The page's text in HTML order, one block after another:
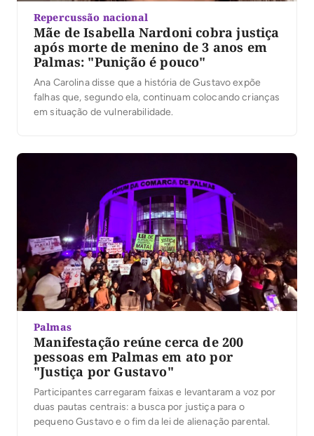
Repercussão nacional
Mãe de Isabella Nardoni cobra justiça
após morte de menino de 3 anos em
Palmas: "Punição é pouco"
Ana Carolina disse que a história de Gustavo expõe
falhas que, segundo ela, continuam colocando crianças
em situação de vulnerabilidade.
Palmas
Manifestação reúne cerca de 200
pessoas em Palmas em ato por
"Justiça por Gustavo"
Participantes carregaram faixas e levantaram a voz por
duas pautas centrais: a busca por justiça para o
pequeno Gustavo e o fim da lei de alienação parental.